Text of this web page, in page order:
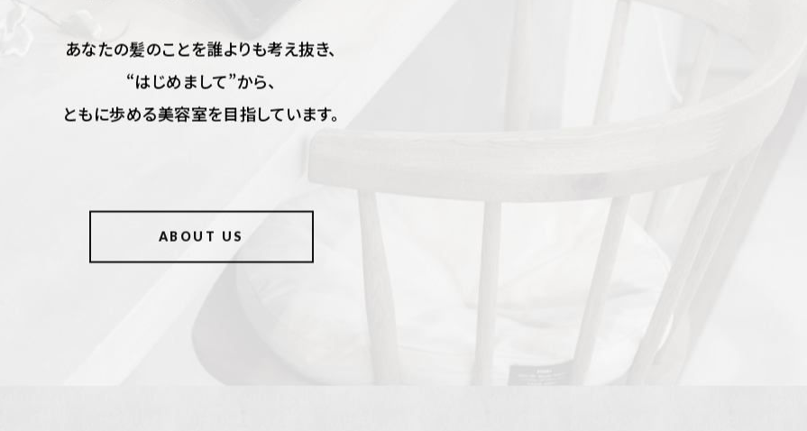
あなたの髪のことを誰よりも考え抜き、
“はじめまして”から、
ABOUT US